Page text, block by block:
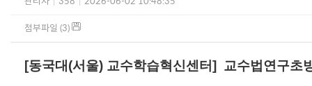
첨부파일 (3)
[동국대(서울) 교수학습혁신센터] 교수법연구초